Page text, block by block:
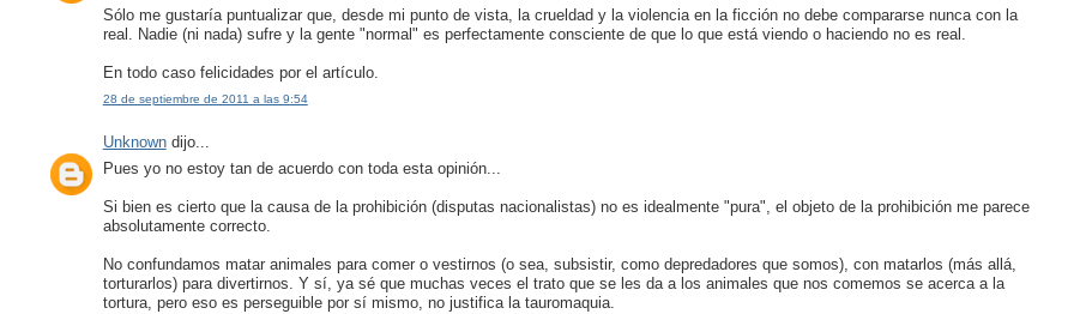
Sólo me gustaría puntualizar que, desde mi punto de vista, la crueldad y la violencia en la ficción no debe compararse nunca con la
real. Nadie (ni nada) sufre y la gente "normal" es perfectamente consciente de que lo que está viendo o haciendo no es real.
En todo caso felicidades por el artículo.
28 de septiembre de 2011 a las 9:54
Unknowndijo...
Pues yo no estoy tan de acuerdo con toda esta opinión...
Si bien es cierto que la causa de la prohibición (disputas nacionalistas) no es idealmente "pura", el objeto de la prohibición me parece
absolutamente correcto.
No confundamos matar animales para comer o vestirnos (o sea, subsistir, como depredadores que somos), con matarlos (más allá,
torturarlos) para divertirnos. Y sí, ya sé que muchas veces el trato que se les da a los animales que nos comemos se acerca a la
tortura, pero eso es perseguible por sí mismo, no justifica la tauromaquia.